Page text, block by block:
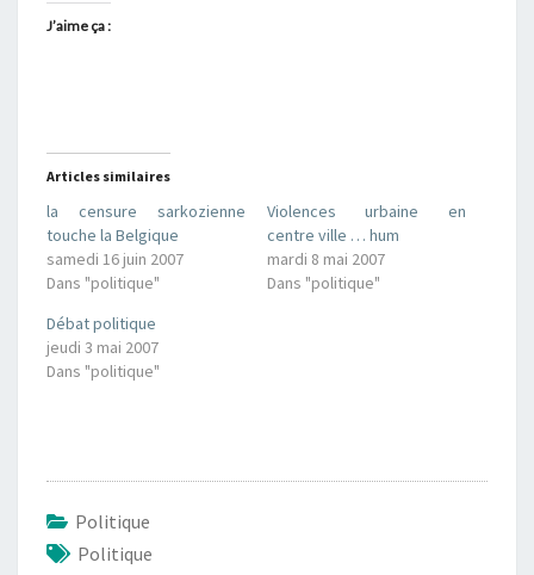
J’aime ça :
Articles similaires
la censure sarkozienne
touche la Belgique
samedi 16 juin 2007
Dans "politique"
Violences urbaine en
centre ville … hum
mardi 8 mai 2007
Dans "politique"
Débat politique
jeudi 3 mai 2007
Dans "politique"
Politique
Politique